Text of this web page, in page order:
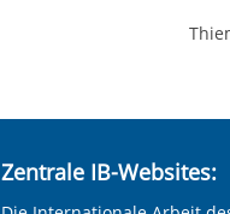
Zentrale IB-Websites: